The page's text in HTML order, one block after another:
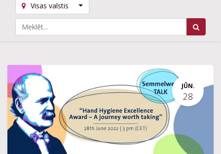
Visas valstis
JŪN.
28